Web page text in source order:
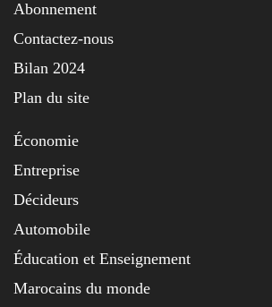
Abonnement
Contactez-nous
Bilan 2024
Plan du site
Économie
Entreprise
Décideurs
Automobile
Éducation et Enseignement
Marocains du monde